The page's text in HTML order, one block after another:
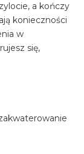
a kończy
konieczności
w
się,